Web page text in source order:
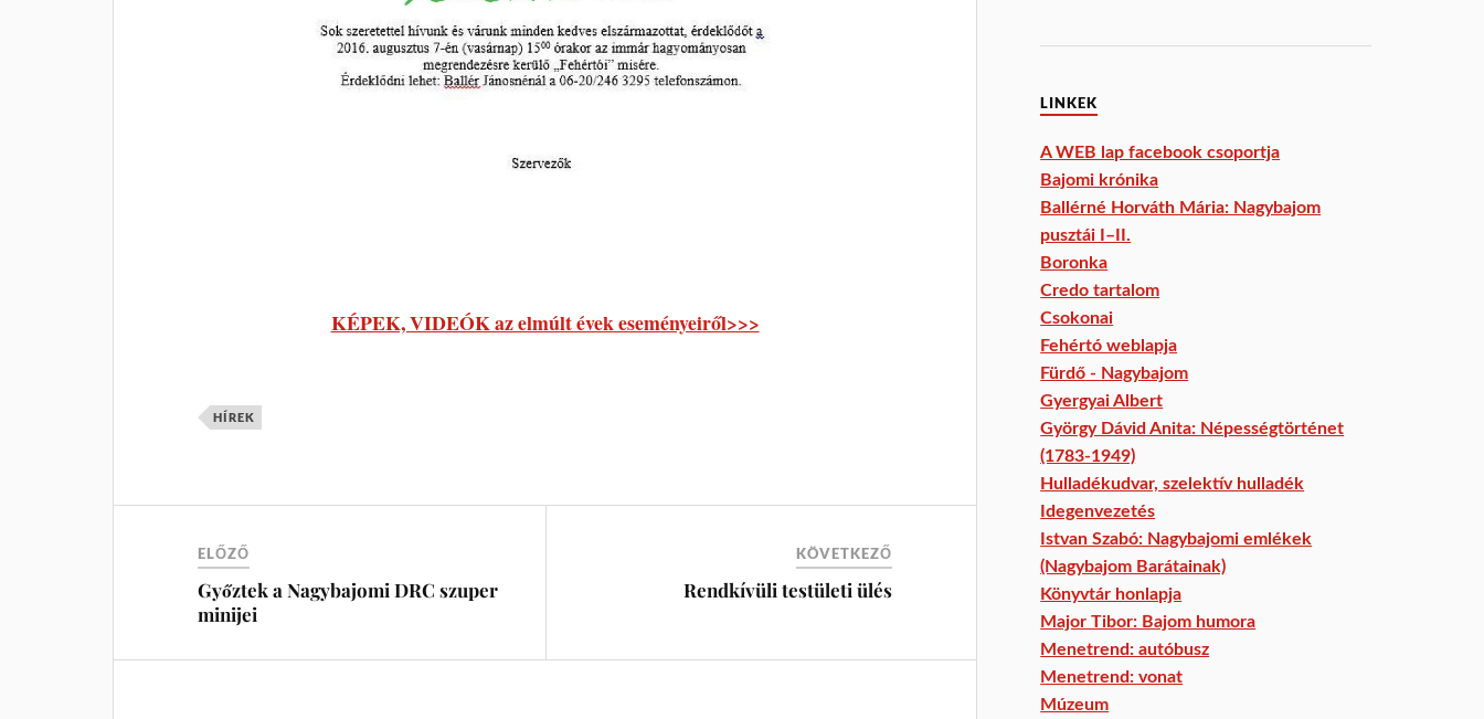
KÉPEK, VIDEÓK az elmúlt évek eseményeiről>>>
HÍREK
ELŐZŐ
Győztek a Nagybajomi DRC szuper
minijei
KÖVETKEZŐ
Rendkívüli testületi ülés
LINKEK
A WEB lap facebook csoportja
Bajomi krónika
Ballérné Horváth Mária: Nagybajom
pusztái I–II.
Boronka
Credo tartalom
Csokonai
Fehértó weblapja
Fürdő - Nagybajom
Gyergyai Albert
György Dávid Anita: Népességtörténet
(1783-1949)
Hulladékudvar, szelektív hulladék
Idegenvezetés
Istvan Szabó: Nagybajomi emlékek
(Nagybajom Barátainak)
Könyvtár honlapja
Major Tibor: Bajom humora
Menetrend: autóbusz
Menetrend: vonat
Múzeum